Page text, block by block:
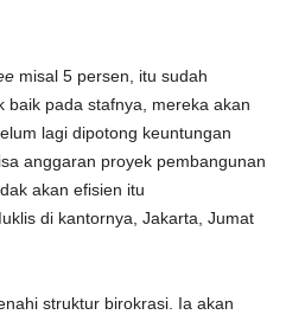
misal 5 persen, itu sudah
baik pada stafnya, mereka akan
lagi dipotong keuntungan
anggaran proyek pembangunan
akan efisien itu
di kantornya, Jakarta, Jumat
struktur birokrasi. Ia akan